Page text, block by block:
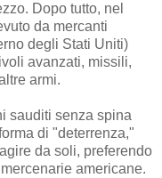
Dopo tutto, nel
da mercanti
degli Stati Uniti)
avanzati, missili,
armi.
sauditi senza spina
di "deterrenza,"
da soli, preferendo
americane.